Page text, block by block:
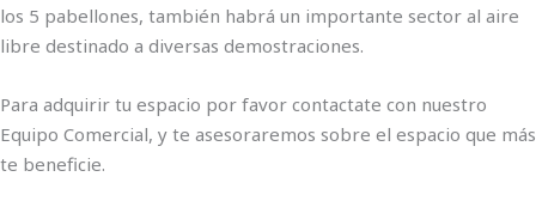
los 5 pabellones, también habrá un importante sector al aire
libre destinado a diversas demostraciones.
Para adquirir tu espacio por favor contactate con nuestro
Equipo Comercial, y te asesoraremos sobre el espacio que más
te beneficie.